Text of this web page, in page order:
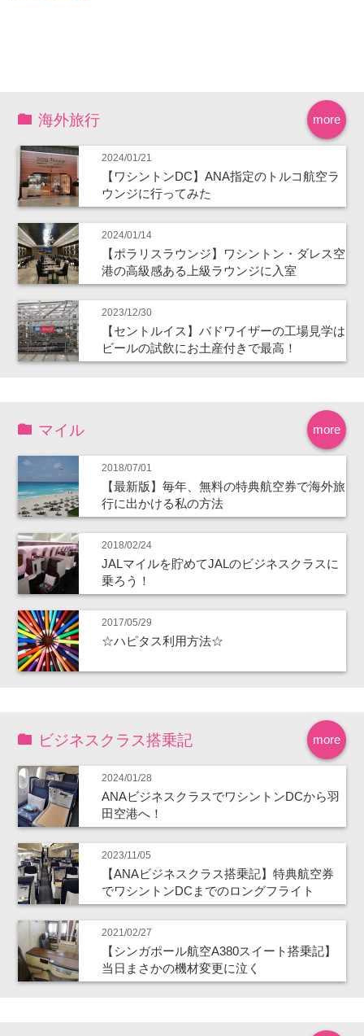
more
海外旅行
2024/01/21
【ワシントンDC】ANA指定のトルコ航空ラ
ウンジに行ってみた
2024/01/14
【ポラリスラウンジ】ワシントン・ダレス空
港の高級感ある上級ラウンジに入室
2023/12/30
【セントルイス】バドワイザーの工場見学は
ビールの試飲にお土産付きで最高！
more
マイル
2018/07/01
【最新版】毎年、無料の特典航空券で海外旅
行に出かける私の方法
2018/02/24
JALマイルを貯めてJALのビジネスクラスに
乗ろう！
2017/05/29
☆ハピタス利用方法☆
more
ビジネスクラス搭乗記
2024/01/28
ANAビジネスクラスでワシントンDCから羽
田空港へ！
2023/11/05
【ANAビジネスクラス搭乗記】特典航空券
でワシントンDCまでのロングフライト
2021/02/27
【シンガポール航空A380スイート搭乗記】
当日まさかの機材変更に泣く